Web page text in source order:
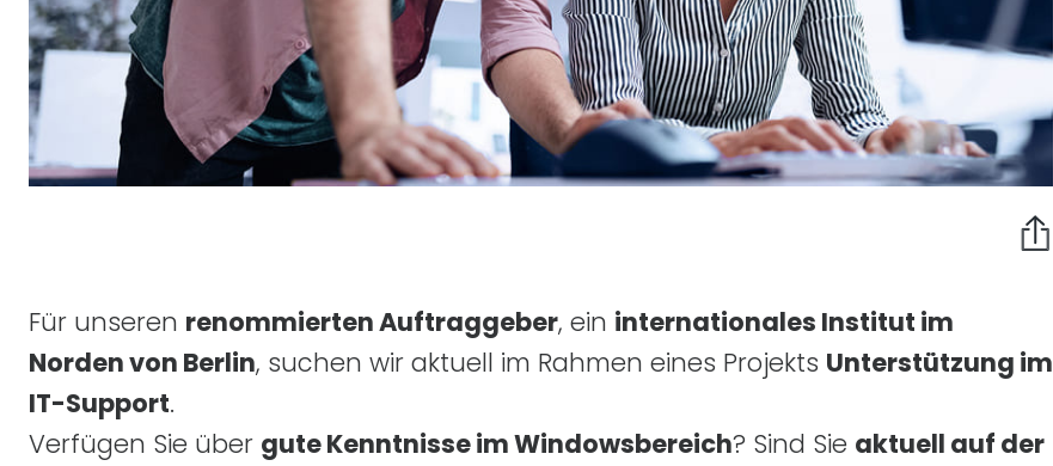
Für unseren renommierten Auftraggeber, ein internationales Institut im
Norden von Berlin, suchen wir aktuell im Rahmen eines Projekts Unterstützung im
IT-Support.
Verfügen Sie über gute Kenntnisse im Windowsbereich? Sind Sie aktuell auf der